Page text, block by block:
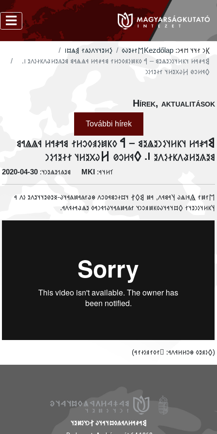
𐲞𐳙 𐳐𐳦𐳦 𐳮𐳀𐳙:
Kezdőlap
‮𐲮𐳐𐳇𐳉𐳜𐳓
‮𐲋𐳢𐳉𐳦𐳦𐳤𐳋𐳍𐳐 𐲠𐳖𐳪𐳥
‮𐲘𐳀𐳎𐳀𐳢 𐳦𐳞𐳢𐳦𐳋𐳙𐳉𐳖𐳉𐳘 – 𐲀 𐳓𐳞𐳯𐳋𐳠𐳓𐳛𐳢𐳐 𐳘𐳀𐳎𐳀𐳢 𐳁𐳖𐳖𐳀𐳘 𐳘𐳉𐳍𐳉𐳢𐳟𐳤𐳞𐳇𐳋𐳤𐳉 𐳺.
𐲓𐳁𐳢𐳛𐳗 𐲢𐳜𐳂𐳉𐳢𐳦 𐳐𐳇𐳉𐳒𐳋𐳙
Hírek,
További hírek
‮𐲘𐳀𐳎𐳀𐳢 𐳦𐳞𐳢𐳦𐳋𐳙𐳉𐳖𐳉𐳘 – 𐲀 𐳓𐳞𐳯𐳋𐳠𐳓𐳛𐳢𐳐 𐳘𐳀𐳎𐳀𐳢
𐳘𐳉𐳍𐳉𐳢𐳟𐳤𐳞𐳇𐳋𐳤𐳉 𐳺. 𐲓𐳁𐳢𐳛𐳗 𐲢𐳜𐳂𐳉𐳢𐳦
𐳑𐳢𐳦𐳀:
MKI
𐳘𐳉𐳍𐳒𐳉𐳖𐳉𐳙𐳦:
‭2020-04-30
‮𐲮𐳐𐳯𐳐 𐲖𐳁𐳥𐳖𐳜 𐲦𐳀𐳘𐳁𐳤, 𐳀𐳯 𐲘𐲓𐲐 𐳦𐳪𐳇𐳛𐳘𐳁𐳚𐳛𐳤 𐳌𐳟𐳐𐳍𐳀𐳯𐳍𐳀𐳦𐳜-𐳏𐳉𐳗𐳉𐳦𐳦𐳉𐳤𐳉 𐳋𐳤
𐲦𐳞𐳢𐳦𐳋𐳙𐳉𐳦𐳐 𐲓𐳪𐳦𐳀𐳦𐳜𐳓𐳞𐳯𐳠𐳛𐳙𐳦 𐳐𐳍𐳀𐳯𐳍𐳀𐳦𐳜𐳒𐳁𐳙𐳀𐳓
‮(𐲓𐳋𐳠𐳉𐳓 𐳌𐳛𐳢𐳢𐳁𐳤𐳀:
𐲘𐳀𐳎𐳀𐳢𐳤𐳁𐳍𐳓𐳪𐳦𐳀𐳦𐳜 𐲐𐳙𐳦𐳋𐳯𐳉𐳦